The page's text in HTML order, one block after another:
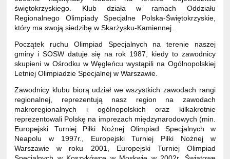
świętokrzyskiego. Klub działa w ramach Oddziału
Regionalnego Olimpiady Specjalne Polska-Świętokrzyskie,
który ma swoją siedzibę w Skarżysku-Kamiennej.
Początek ruchu Olimpiad Specjalnych na terenie naszej
gminy i SOSW datuje się na rok 1987, kiedy to zawodnicy
skupieni w Ośrodku w Węgleńcu wystąpili na Ogólnopolskiej
Letniej Olimpiadzie Specjalnej w Warszawie.
Zawodnicy klubu biorą udział we wszystkich zawodach rangi
regionalnej, reprezentują nasz region na zawodach
makroregionalnych i ogólnopolskich oraz kilkakrotnie
reprezentowali Polskę na imprezach międzynarodowych (min.
Europejski Turniej Piłki Nożnej Olimpiad Specjalnych w
Neapolu w 1997r., Europejski Turniej Piłki Nożnej w
Warszawie w roku 2001, Europejski Turniej Olimpiad